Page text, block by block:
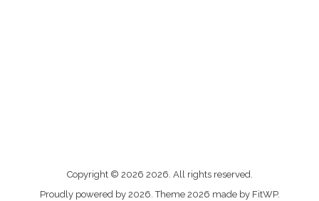
contacter
Copyright © 2026 2026. All rights reserved.
Proudly powered by 2026. Theme 2026 made by FitWP.